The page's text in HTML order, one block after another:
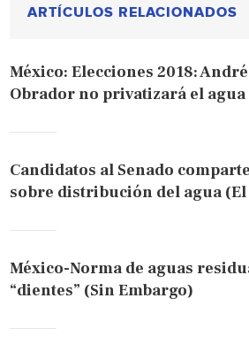
ARTÍCULOS RELACIONADOS
México: Elecciones 2018:
Obrador no privatizará el agua
Candidatos al Senado
sobre distribución del agua
México-Norma de aguas
“dientes” (Sin Embargo)